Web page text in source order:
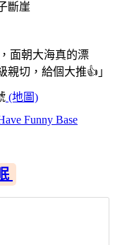
斷崖
面朝大海真的漂
切，給個大推👍」
(地圖)
Funny Base